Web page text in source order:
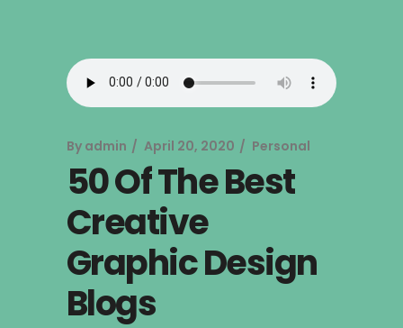
By admin April 20, 2020 Personal
50 Of The Best
Creative
Graphic Design
Blogs